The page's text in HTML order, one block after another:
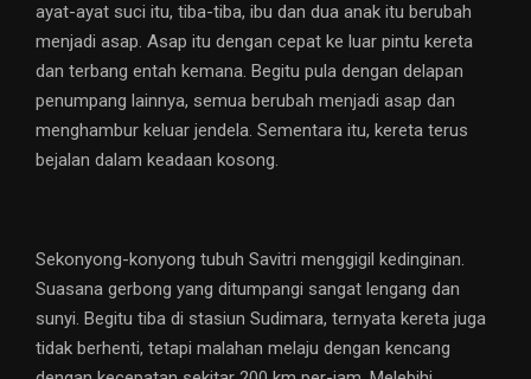
ayat-ayat suci itu, tiba-tiba, ibu dan dua anak itu berubah
menjadi asap. Asap itu dengan cepat ke luar pintu kereta
dan terbang entah kemana. Begitu pula dengan delapan
penumpang lainnya, semua berubah menjadi asap dan
menghambur keluar jendela. Sementara itu, kereta terus
bejalan dalam keadaan kosong.
Sekonyong-konyong tubuh Savitri menggigil kedinginan.
Suasana gerbong yang ditumpangi sangat lengang dan
sunyi. Begitu tiba di stasiun Sudimara, ternyata kereta juga
tidak berhenti, tetapi malahan melaju dengan kencang